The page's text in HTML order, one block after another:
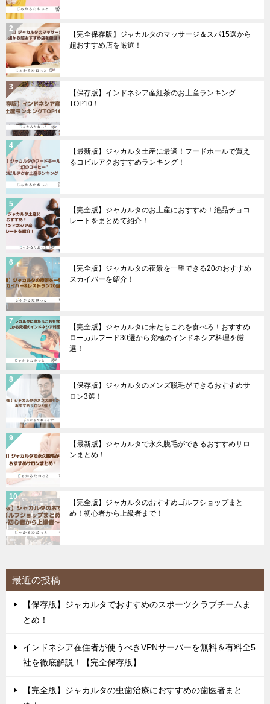
【完全保存版】ジャカルタのマッサージ＆スパ15選から
超おすすめ店を厳選！
【保存版】インドネシア産紅茶のお土産ランキング
TOP10！
【最新版】ジャカルタ土産に最適！フードホールで買え
るコピルアクおすすめランキング！
【完全版】ジャカルタのお土産におすすめ！絶品チョコ
レートをまとめて紹介！
【完全版】ジャカルタの夜景を一望できる20のおすすめ
スカイバーを紹介！
【完全版】ジャカルタに来たらこれを食べろ！おすすめ
ローカルフード30選から究極のインドネシア料理を厳
選！
【保存版】ジャカルタのメンズ脱毛ができるおすすめサ
ロン3選！
【最新版】ジャカルタで永久脱毛ができるおすすめサロ
ンまとめ！
【完全版】ジャカルタのおすすめゴルフショップまと
め！初心者から上級者まで！
最近の投稿
【保存版】ジャカルタでおすすめのスポーツクラブチームま
とめ！
インドネシア在住者が使うべきVPNサーバーを無料＆有料全5
社を徹底解説！【完全保存版】
【完全版】ジャカルタの虫歯治療におすすめの歯医者まと